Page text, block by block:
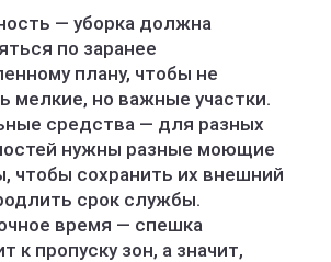
— уборка должна
по заранее
плану, чтобы не
мелкие, но важные участки.
средства — для разных
нужны разные моющие
чтобы сохранить их внешний
срок службы.
время — спешка
к пропуску зон, а значит,